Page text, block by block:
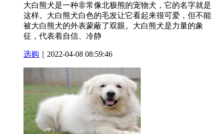
大白熊犬是一种非常像北极熊的宠物犬，它的名字就是
这样。大白熊犬白色的毛发让它看起来很可爱，但不能
被大白熊犬的外表蒙蔽了双眼。大白熊犬是力量的象
征，代表着自信、冷静
选购 ｜2022-04-08 08:59:46